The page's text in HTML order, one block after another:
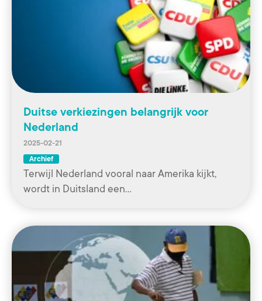
Duitse verkiezingen belangrijk voor
Nederland
2025-02-21
Archief
Terwijl Nederland vooral naar Amerika kijkt,
wordt in Duitsland een…